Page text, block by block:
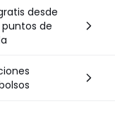
desde
de